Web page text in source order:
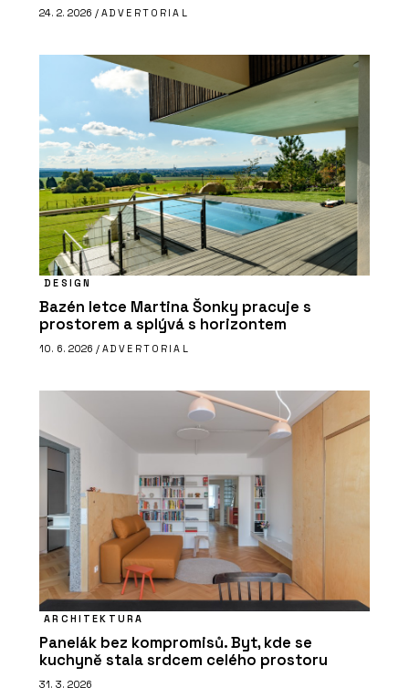
24. 2. 2026 / ADVERTORIAL
DESIGN
Bazén letce Martina Šonky pracuje s
prostorem a splývá s horizontem
10. 6. 2026 / ADVERTORIAL
ARCHITEKTURA
Panelák bez kompromisů. Byt, kde se
kuchyně stala srdcem celého prostoru
31. 3. 2026